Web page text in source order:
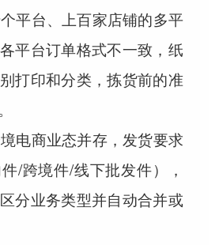
平台、上百家店铺的多平
平台订单格式不一致，纸
打印和分类，拣货前的准
电商业态并存，发货要求
/跨境件/线下批发件），
分业务类型并自动合并或